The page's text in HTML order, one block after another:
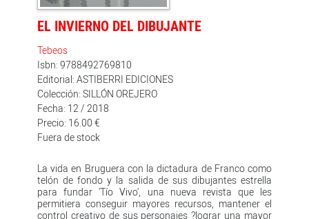
EL INVIERNO DEL DIBUJANTE
Tebeos
Isbn: 9788492769810
Editorial: ASTIBERRI EDICIONES
Colección: SILLÓN OREJERO
Fecha: 12 / 2018
Precio: 16.00 €
Fuera de stock
La vida en Bruguera con la dictadura de Franco como
telón de fondo y la salida de sus dibujantes estrella
para fundar 'Tío Vivo', una nueva revista que les
permitiera conseguir mayores recursos, mantener el
control creativo de sus personajes ?lograr una mayor